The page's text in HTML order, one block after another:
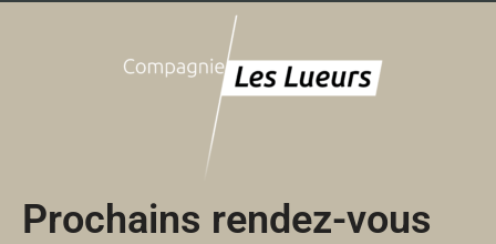
Prochains rendez-vous